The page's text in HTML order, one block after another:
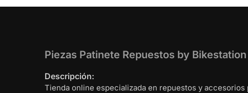
Piezas Patinete Repuestos by Bikestation
Descripción:
Tienda online especializada en repuestos y